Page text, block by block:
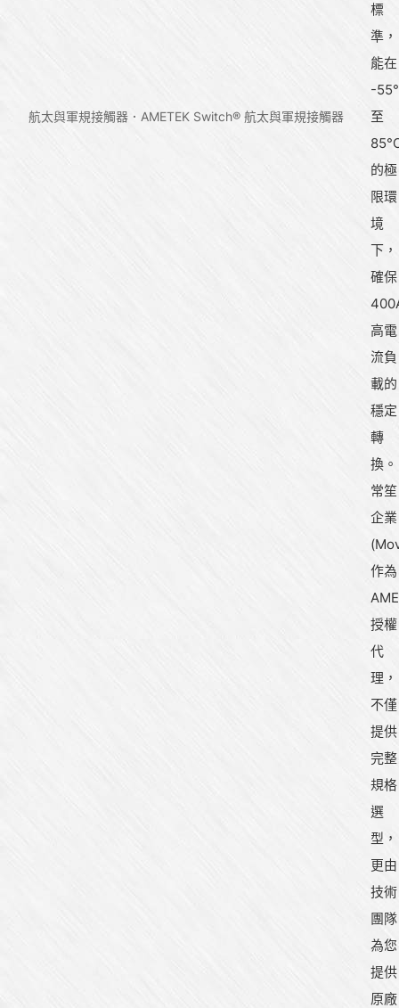
航太與軍規接觸器 AMETEK Switch® 航太與軍規接觸器
標
準，
能在
-
至
的極
限環
境
下，
確保
高電
流負
載的
穩定
轉
換。
常笙
企業
作為
授權
代
理，
不僅
提供
完整
規格
選
型，
更由
技術
團隊
為您
提供
原廠